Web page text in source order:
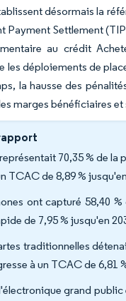
désormais la
Payment Settlement
au crédit
les déploiements de
la hausse des
marges bénéficiaires
70,35 % de
TCAC de 8,89 %
ont capturé 58,40
de 7,95 % jusqu'en
traditionnelles
à un TCAC de 6,81
grand